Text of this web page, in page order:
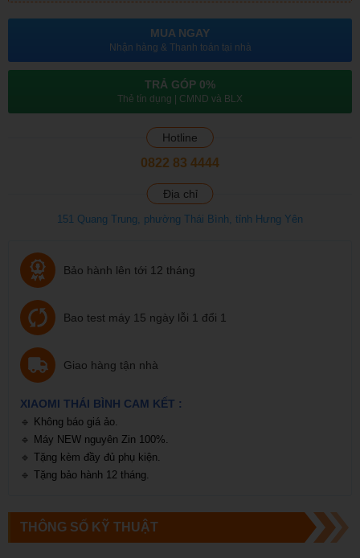
MUA NGAY
Nhận hàng & Thanh toán tại nhà
TRẢ GÓP 0%
Thẻ tín dụng | CMND và BLX
Hotline
0822 83 4444
Địa chỉ
151 Quang Trung, phường Thái Bình, tỉnh Hưng Yên
Bảo hành lên tới 12 tháng
Bao test máy 15 ngày lỗi 1 đổi 1
Giao hàng tận nhà
XIAOMI THÁI BÌNH CAM KẾT :
🔹 Không báo giá ảo.
🔹 Máy NEW nguyên Zin 100%.
🔹 Tặng kèm đầy đủ phụ kiện.
🔹 Tặng bảo hành 12 tháng.
THÔNG SỐ KỸ THUẬT